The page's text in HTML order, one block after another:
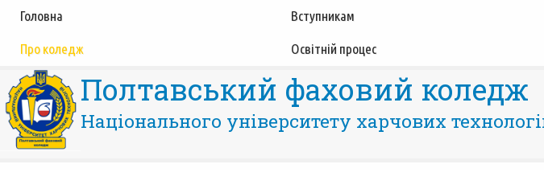
Головна Вступникам
Про коледж Освітній процес
Полтавський фаховий коледж
Національного університету харчових